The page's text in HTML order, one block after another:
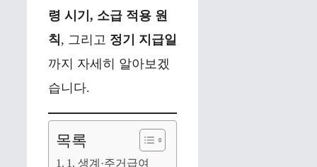
령 시기, 소급 적용 원
칙, 그리고 정기 지급일
까지 자세히 알아보겠
습니다.
목록
1. 생계·주거급여